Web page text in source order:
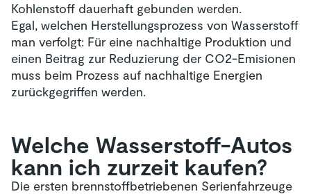
Kohlenstoff dauerhaft gebunden werden.
Egal, welchen Herstellungsprozess von Wasserstoff
man verfolgt: Für eine nachhaltige Produktion und
einen Beitrag zur Reduzierung der CO2-Emisionen
muss beim Prozess auf nachhaltige Energien
zurückgegriffen werden.
Welche Wasserstoff-Autos
kann ich zurzeit kaufen?
Die ersten brennstoffbetriebenen Serienfahrzeuge